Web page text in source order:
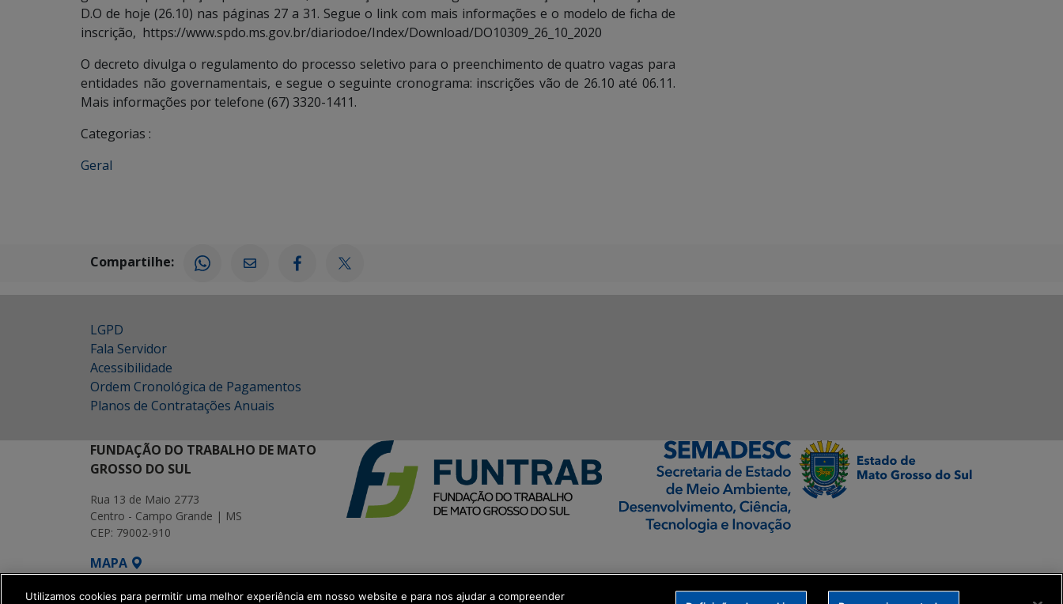
D.O de hoje (26.10) nas páginas 27 a 31. Segue o link com mais informações e o modelo de ficha de
inscrição, https://www.spdo.ms.gov.br/diariodoe/Index/Download/DO10309_26_10_2020
O decreto divulga o regulamento do processo seletivo para o preenchimento de quatro vagas para
entidades não governamentais, e segue o seguinte cronograma: inscrições vão de 26.10 até 06.11.
Mais informações por telefone (67) 3320-1411.
Categorias :
Geral
Compartilhe:
LGPD
Fala Servidor
Acessibilidade
Ordem Cronológica de Pagamentos
Planos de Contratações Anuais
FUNDAÇÃO DO TRABALHO DE MATO
GROSSO DO SUL
Rua 13 de Maio 2773
Centro - Campo Grande | MS
CEP: 79002-910
MAPA
SETDIG | Secretaria-Executiva de Transformação Digital
Utilizamos cookies para permitir uma melhor experiência em nosso website e para nos ajudar a compreender